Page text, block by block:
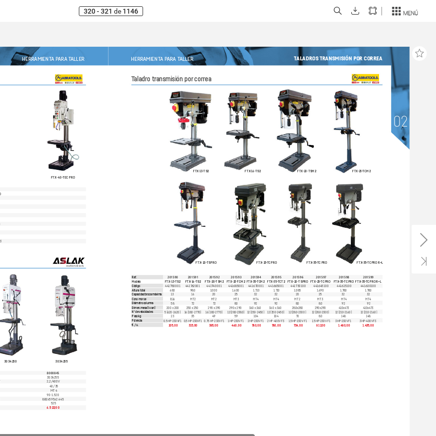
320 - 321 de 1146
HERRAMIENTA PARA TALLER
FTX-40-TEC PRO
3034250 3034255
8000845
3034255
2,2/400V
40/35
MT 4
90-1.520
880x595x2.445
525
6.522,00
HERRAMIENTA PARA TALLER
02
TALADROS TRANSMISIÓN POR CORREA
Taladro transmisión por correa
FTX-13-TS2 FTX-16-TS2 FTX-20-TSM2 FTX-25-TCM2
FTX-20-TS PRO FTX-25-TC PRO FTX-35-TC PRO FTX-35-TC PRO R+L
Ref. 201590 201591 201592 201593 201594 201595 201596 201597 201598 201599
Modelo FTX-13-TS2 FTX-16-TS2 FTX-20-TSM2 FTX-25-TCM2 FTX-35-TCM2 FTX-35-TCT2 FTX-20-TS PRO FTX-25-TC PRO FTX-35-TC PRO FTX-35-TC PRO R+L
Código 441780001 441762001 441740001 441685001 441670001 441665001 441730100 441645100 441615100 441600100
Altura total 680 980 1.000 1.600 1.710 1.710 1.085 1.690 1.780 1.780
Capacidad broca máxima 13 16 20 25 32 32 20 25 32 32
Cono morse B16 MT2 MT2 MT3 MT4 MT4 MT2 MT3 MT4 MT4
Diámetro columna 58 72 72 80 92 92 80 80 92 92
Dimen. mesa (l x an) 200 x 200 250 x 250 290 x 290 290 x 290 360 x 360 360 x 360 280x280 290x290 410x473 410x473
Nº de velocidades 5 (620-2620) 16 (180-2770) 16 (180-2770) 12 (280-2380) 12 (150-2450) 12 (150-2450) 12 (280-2300) 12 (280-2300) 12 (210-2160) 12 (210-2160)
Peso kg 23 35 49 59 104 104 70 80 148 148
Potencia 0,5 HP-230VF1 0,5 HP-230VF1 0,75 HP-230V F1 1 HP-230V F1 2 HP-230V F1 2 HP-400V F3 1,5 HP-230V F1 1,5 HP-230V F1 3 HP-230V F1 3 HP-400V F3
€ / u. 205,00 315,00 385,00 460,00 780,00 780,00 724,00 812,00 1.480,00 1.435,00